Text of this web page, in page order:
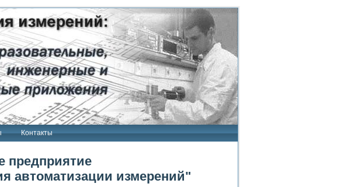
Контакты
предприятие
автоматизации измерений"